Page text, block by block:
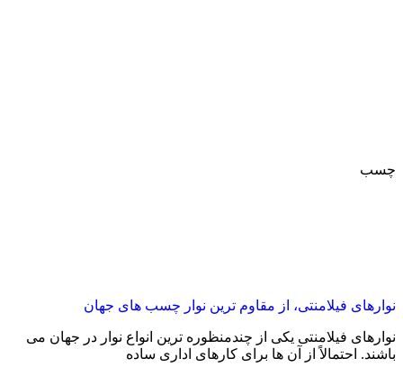
چسب
نوارهای فیلامنتی، از مقاوم ترین نوار چسب های جهان
نوارهای فیلامنتی یکی از چندمنظوره ترین انواع نوار در جهان می
باشند. احتمالاً از آن ها برای کارهای اداری ساده